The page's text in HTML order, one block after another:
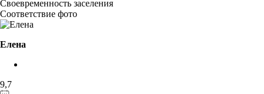
Своевременность заселения
Соответствие фото
Елена
9,7